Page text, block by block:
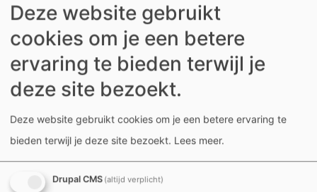
Sportcentra
Overzicht sportcentra
Aanvraag gebruik sportinfrastructuur
Huishoudelijk reglement sport
Tarieven
Gebruikersreglement sportaccommodatie
Deze website gebruikt
cookies om je een betere
ervaring te bieden terwijl je
deze site bezoekt.
Deze website gebruikt cookies om je een betere ervaring te
bieden terwijl je deze site bezoekt. Lees meer.
Drupal CMS (altijd verplicht)